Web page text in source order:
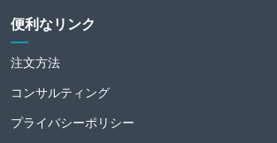
便利なリンク
注文方法
コンサルティング
プライバシーポリシー